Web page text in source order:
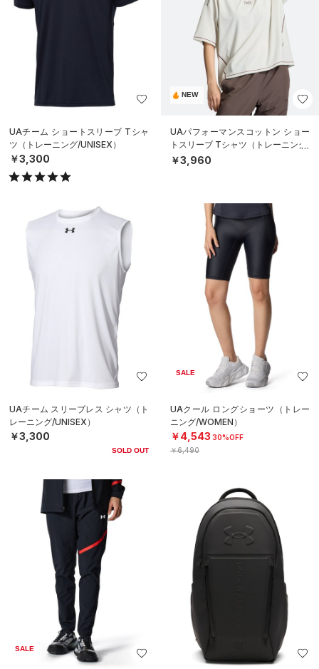
UAチーム ショートスリーブ Tシャ
ツ（トレーニング/UNISEX）
￥3,300
NEW
UAパフォーマンスコットン ショー
トスリーブ Tシャツ（トレーニング/
WOMEN）
￥3,960
UAチーム スリーブレス シャツ（ト
レーニング/UNISEX）
￥3,300
SOLD OUT
SALE
UAクール ロングショーツ（トレー
ニング/WOMEN）
￥4,543 30%OFF
￥6,490
SALE